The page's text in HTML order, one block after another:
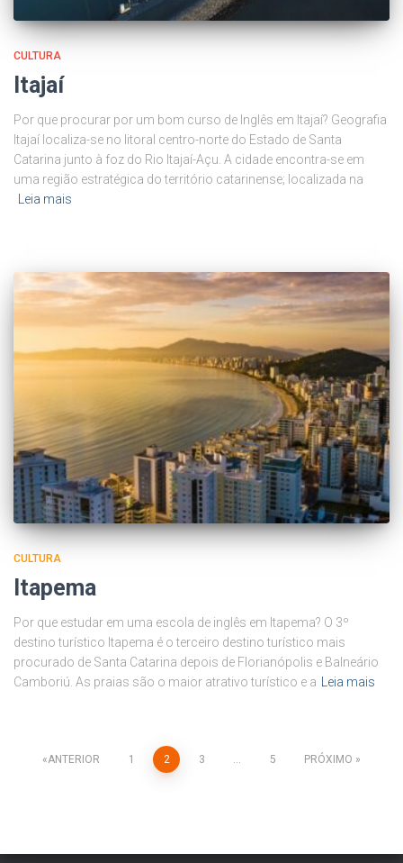
CULTURA
Itajaí
Por que procurar por um bom curso de Inglês em Itajaí? Geografia
Itajaí localiza-se no litoral centro-norte do Estado de Santa
Catarina junto à foz do Rio Itajaí-Açu. A cidade encontra-se em
uma região estratégica do território catarinense; localizada na
Leia mais
CULTURA
Itapema
Por que estudar em uma escola de inglês em Itapema? O 3º
destino turístico Itapema é o terceiro destino turístico mais
procurado de Santa Catarina depois de Florianópolis e Balneário
Camboriú. As praias são o maior atrativo turístico e a Leia mais
ANTERIOR 1 2 3 5 PRÓXIMO